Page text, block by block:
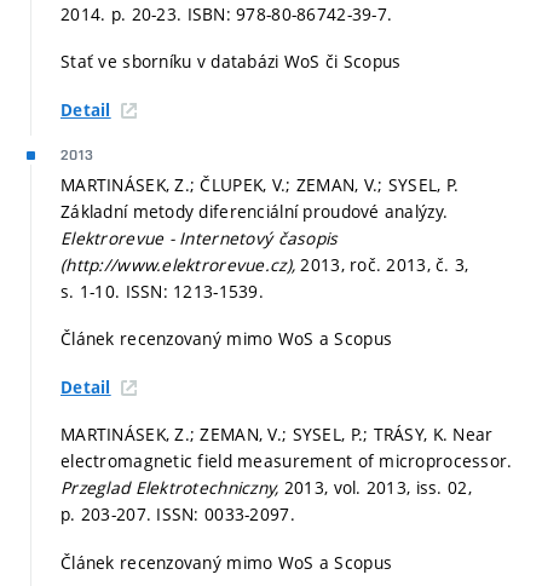
2014. p. 20-23. ISBN: 978-80-86742-39-7.
Stať ve sborníku v databázi WoS či Scopus
Detail
2013
MARTINÁSEK, Z.; ČLUPEK, V.; ZEMAN, V.; SYSEL, P.
Základní metody diferenciální proudové analýzy.
Elektrorevue - Internetový časopis
(http://www.elektrorevue.cz), 2013, roč. 2013, č. 3,
s. 1-10. ISSN: 1213-1539.
Článek recenzovaný mimo WoS a Scopus
Detail
MARTINÁSEK, Z.; ZEMAN, V.; SYSEL, P.; TRÁSY, K. Near
electromagnetic field measurement of microprocessor.
Przeglad Elektrotechniczny, 2013, vol. 2013, iss. 02,
p. 203-207. ISSN: 0033-2097.
Článek recenzovaný mimo WoS a Scopus